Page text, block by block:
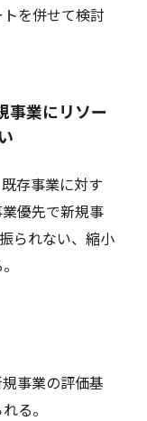
を併せて検討
事業にリソー
存事業に対す
優先で新規事
られない、縮小
事業の評価基
る。